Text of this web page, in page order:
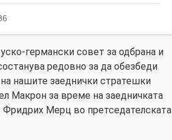
германски совет за одбрана и
редовно за да обезбеди
нашите заеднички стратешки
Макрон за време на заедничката
Фридрих Мерц во претседателската